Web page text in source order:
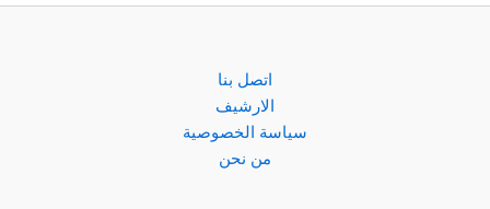
اتصل بنا
الارشيف
سياسة الخصوصية
من نحن